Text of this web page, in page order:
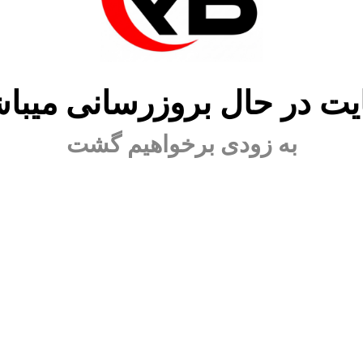
در حال بروزرسانی
به زودی برخواهیم گشت